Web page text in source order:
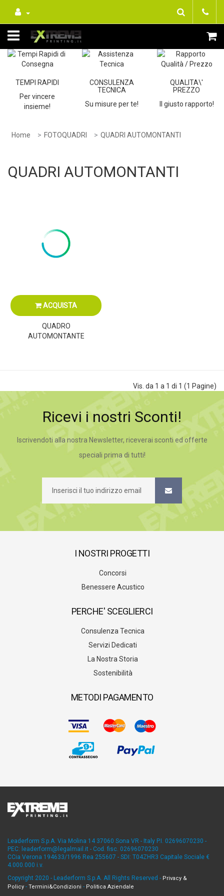
TEMPI RAPIDI
Per vincere
insieme!
CONSULENZA
TECNICA
Su misure per te!
QUALITA\'
PREZZO
Il giusto rapporto!
Home FOTOQUADRI QUADRI AUTOMONTANTI
QUADRI AUTOMONTANTI
ACQUISTA
QUADRO
AUTOMONTANTE
Vis. da 1 a 1 di 1 (1 Pagine)
Ricevi i nostri Sconti!
Iscrivendoti alla nostra Newsletter, riceverai sconti ed offerte
speciali prima di tutti!
I NOSTRI PROGETTI
Concorsi
Benessere Acustico
PERCHE' SCEGLIERCI
Consulenza Tecnica
Servizi Dedicati
La Nostra Storia
Sostenibilità
METODI PAGAMENTO
Leaderform S.p.A. Via Molina 14 37060 Sona VR - Italy P.I. 02696070230 -
PEC: leaderform@legalmail.it - Cod. fisc. 02696070230
CCia Verona 194633/1996 Rea 255607 - SDI: T04ZHR3 Capitale Sociale €
4.000.000 i.v.
Copyright 2020 - Leaderform S.p.A. All Rights Reserved - Privacy &
Policy - Termini&Condizioni - Politica Aziendale